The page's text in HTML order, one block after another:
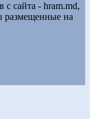
сайта - hram.md,
размещенные на